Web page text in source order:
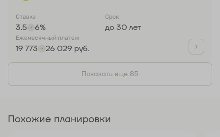
Ставка
3.5 6%
Срок
до 30 лет
Ежемесячный платеж
19 773 26 029 руб.
Показать еще 85
Похожие планировки